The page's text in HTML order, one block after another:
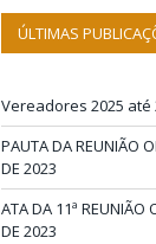
ÚLTIMAS
Vereadores 2025 até
PAUTA DA REUNIÃO
DE 2023
ATA DA 11ª REUNIÃO
DE 2023